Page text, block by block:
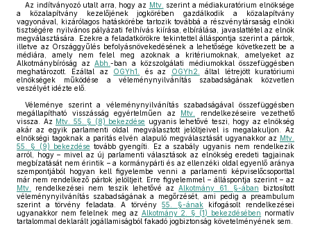
Az indítványozó utalt arra, hogy az Mtv. szerint a médiakuratórium elnöksége
a közalapítvány kezelőjének jogkörében gazdálkodik a közalapítvány
vagyonával, kizárólagos hatáskörébe tartozik továbbá a részvénytársaság elnöki
tisztségére nyilvános pályázati felhívás kiírása, elbírálása, javaslattétel az elnök
megválasztására. Ezekre a feladatkörökre tekintettel álláspontja szerint a pártok,
illetve az Országgyűlés befolyásnövekedésének a lehetősége következett be a
médiára, amely nem felel meg azoknak a kritériumoknak, amelyeket az
Alkotmánybíróság az Abh. -ban a közszolgálati médiumokkal összefüggésben
meghatározott. Ezáltal az OGYh1. és az OGYh2.
által létrejött kuratóriumi
elnökségek működése a véleménynyilvánítás szabadságának közvetlen
veszélyét idézte elő.
Véleménye szerint a véleménynyilvánítás szabadságával összefüggésben
megállapítható visszásság egyértelműen az Mtv.
rendelkezéseire vezethető
vissza. Az Mtv. 55. § (8) bekezdése ugyanis lehetővé teszi, hogy az elnökség
akár az egyik parlamenti oldal megválasztott jelöltjeivel is megalakuljon. Az
elnökségi tagoknak a paritás elvén alapuló megválasztását ugyanakkor az Mtv.
55. § (9) bekezdése tovább gyengíti. Ez a szabály ugyanis nem rendelkezik
arról, hogy – mivel az új parlamenti választások az elnökség eredeti tagjainak
megbízatását nem érintik – a kormánypárti és az ellenzéki oldal egyenlő aránya
szempontjából hogyan kell figyelembe venni a parlamenti képviselőcsoporttal
már nem rendelkező pártok jelöltjeit. Erre figyelemmel – álláspontja szerint – az
Mtv.
rendelkezései nem teszik lehetővé azAlkotmány 61. §-ában biztosított
véleménynyilvánítás szabadságának a megőrzését, ami pedig a preambulum
szerint a törvény feladata. A törvény55. §-ánakkifogásolt rendelkezései
ugyanakkor nem felelnek meg az Alkotmány 2. § (1) bekezdésében normatív
tartalommal deklarált jogállamiságból fakadó jogbiztonság követelményének sem.